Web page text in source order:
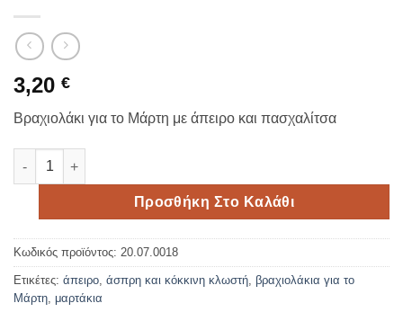
3,20 €
Βραχιολάκι για το Μάρτη με άπειρο και πασχαλίτσα
Μαρτάκι με άπειρο και πασχαλίτσα ποσότητα
Προσθήκη Στο Καλάθι
Κωδικός προϊόντος: 20.07.0018
Ετικέτες: άπειρο, άσπρη και κόκκινη κλωστή, βραχιολάκια για το
Μάρτη, μαρτάκια